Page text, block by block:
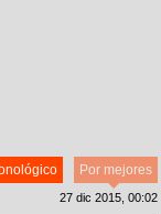
Por mejores
27 dic 2015, 00:02